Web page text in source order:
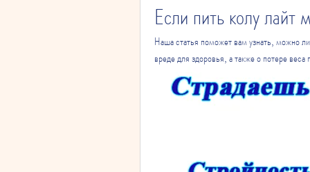
Если пить колу лайт
Наша статья поможет вам узнать, можно
вреде для здоровья, а также о потере веса